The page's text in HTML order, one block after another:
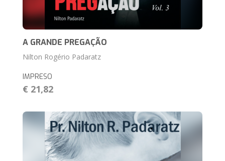
A GRANDE PREGAÇÃO
Nilton Rogério Padaratz
IMPRESO
€ 21,82